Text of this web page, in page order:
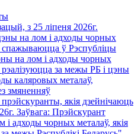
з 25 лiпеня 2026г.
на лом і адходы чорных
спажываюцца ў Рэспубліцы
на лом і адходы чорных
рэалізуюцца за межы РБ і цэны
каляровых металаў,
змяненняў
якія дзейнічаюць
Заўвага: Прэйскурант
адходы чорных металаў, якія